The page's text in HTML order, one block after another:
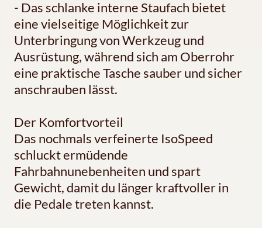
- Das schlanke interne Staufach bietet
eine vielseitige Möglichkeit zur
Unterbringung von Werkzeug und
Ausrüstung, während sich am Oberrohr
eine praktische Tasche sauber und sicher
anschrauben lässt.
Der Komfortvorteil
Das nochmals verfeinerte IsoSpeed
schluckt ermüdende
Fahrbahnunebenheiten und spart
Gewicht, damit du länger kraftvoller in
die Pedale treten kannst.